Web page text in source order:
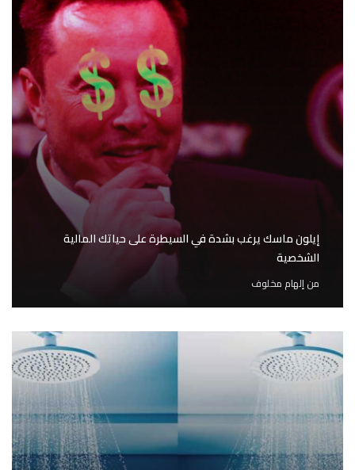
إيلون ماسك يرغب بشدة في السيطرة على حياتك المالية
الشخصية
منإلهام مخلوف